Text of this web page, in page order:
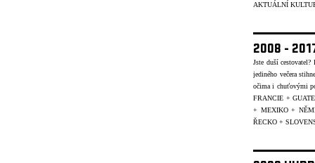
AKTUÁLNÍ
2008 -
Jste duší cestovatel?
jediného večera
očima i chuťovými
FRANCIE +
+ MEXIKO +
ŘECKO +